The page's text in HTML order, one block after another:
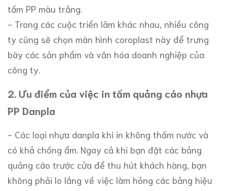
tấm PP màu trắng.
- Trong các cuộc triển lãm khác nhau, nhiều công
ty cũng sẽ chọn màn hình coroplast này để trưng
bày các sản phẩm và văn hóa doanh nghiệp của
công ty.
2. Ưu điểm của việc in tấm quảng cáo nhựa
PP Danpla
- Các loại nhựa danpla khi in không thấm nước và
có khả chống ẩm. Ngay cả khi bạn đặt các bảng
quảng cáo trước cửa để thu hút khách hàng, bạn
không phải lo lắng về việc làm hỏng các bảng hiệu